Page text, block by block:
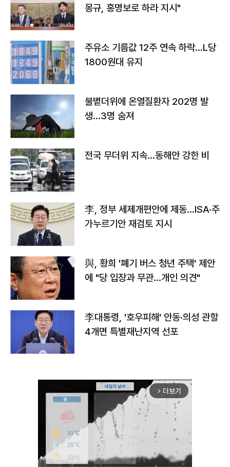
몽규, 홍명보로 하라 지시"
주유소 기름값 12주 연속 하락…L당
1800원대 유지
불볕더위에 온열질환자 202명 발
생…3명 숨져
전국 무더위 지속…동해안 강한 비
李, 정부 세제개편안에 제동…ISA·주
가누르기안 재검토 지시
與, 황희 '폐기 버스 청년 주택' 제안
에 "당 입장과 무관…개인 의견"
李대통령, '호우피해' 안동·의성 관할
4개면 특별재난지역 선포
arrow_forward_ios 더보기